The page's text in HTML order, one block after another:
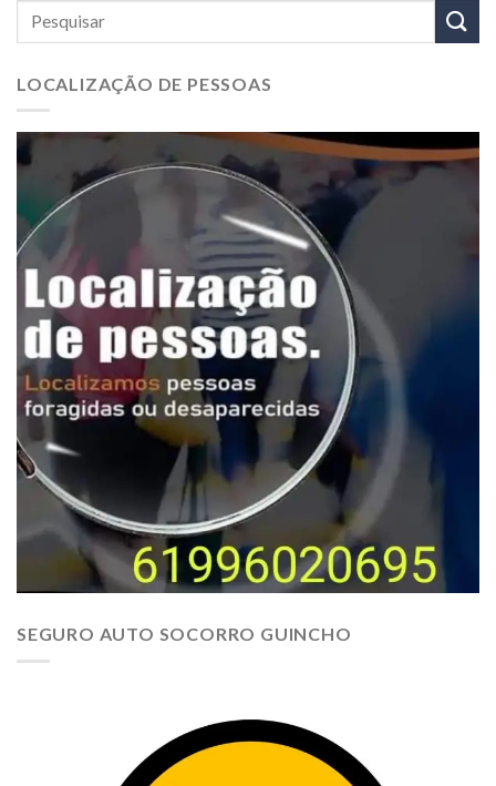
LOCALIZAÇÃO DE PESSOAS
SEGURO AUTO SOCORRO GUINCHO